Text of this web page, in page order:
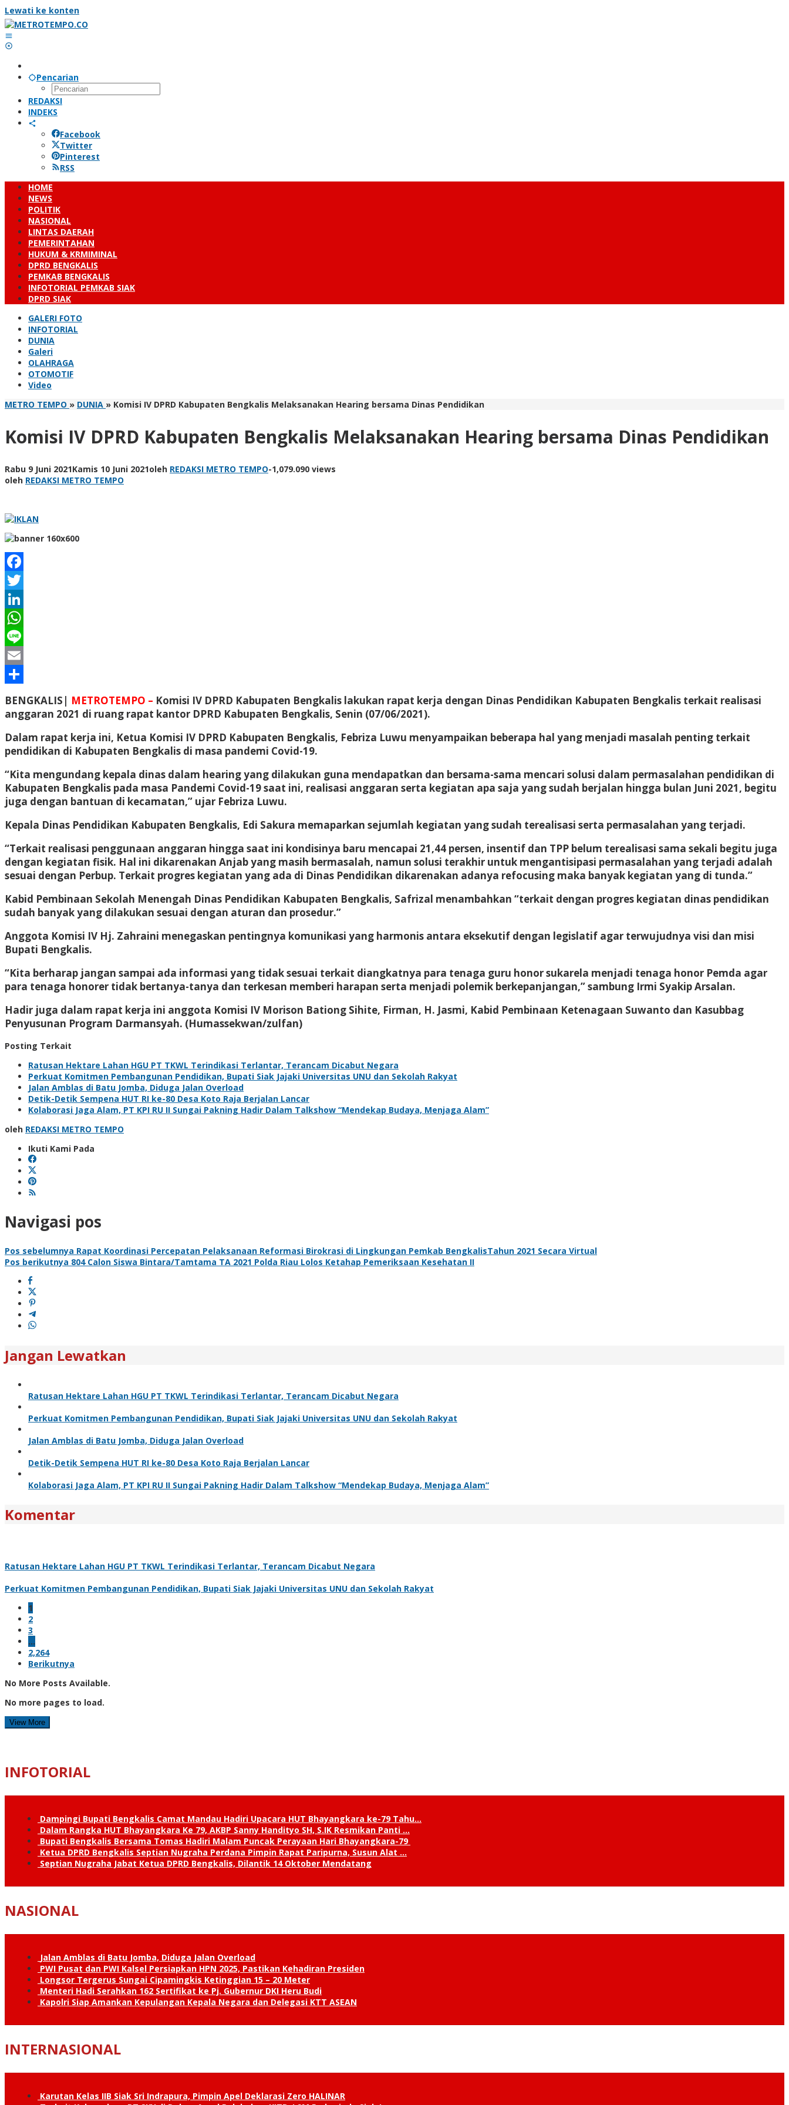
Lewati ke konten
Pencarian
REDAKSI
INDEKS
Facebook
Twitter
Pinterest
RSS
HOME
NEWS
POLITIK
NASIONAL
LINTAS DAERAH
PEMERINTAHAN
HUKUM & KRMIMINAL
DPRD BENGKALIS
PEMKAB BENGKALIS
INFOTORIAL PEMKAB SIAK
DPRD SIAK
GALERI FOTO
INFOTORIAL
DUNIA
Galeri
OLAHRAGA
OTOMOTIF
Video
METRO TEMPO » DUNIA » Komisi IV DPRD Kabupaten Bengkalis Melaksanakan Hearing bersama Dinas Pendidikan
Komisi IV DPRD Kabupaten Bengkalis Melaksanakan Hearing bersama Dinas Pendidikan
Rabu 9 Juni 2021Kamis 10 Juni 2021oleh REDAKSI METRO TEMPO-1,079.090 views
oleh REDAKSI METRO TEMPO
Facebook
Twitter
LinkedIn
WhatsApp
Line
Email
BENGKALIS| METROTEMPO – Komisi IV DPRD Kabupaten Bengkalis lakukan rapat kerja dengan Dinas Pendidikan Kabupaten Bengkalis terkait realisasi
anggaran 2021 di ruang rapat kantor DPRD Kabupaten Bengkalis, Senin (07/06/2021).
Dalam rapat kerja ini, Ketua Komisi IV DPRD Kabupaten Bengkalis, Febriza Luwu menyampaikan beberapa hal yang menjadi masalah penting terkait
pendidikan di Kabupaten Bengkalis di masa pandemi Covid-19.
“Kita mengundang kepala dinas dalam hearing yang dilakukan guna mendapatkan dan bersama-sama mencari solusi dalam permasalahan pendidikan di
Kabupaten Bengkalis pada masa Pandemi Covid-19 saat ini, realisasi anggaran serta kegiatan apa saja yang sudah berjalan hingga bulan Juni 2021, begitu
juga dengan bantuan di kecamatan,” ujar Febriza Luwu.
Kepala Dinas Pendidikan Kabupaten Bengkalis, Edi Sakura memaparkan sejumlah kegiatan yang sudah terealisasi serta permasalahan yang terjadi.
“Terkait realisasi penggunaan anggaran hingga saat ini kondisinya baru mencapai 21,44 persen, insentif dan TPP belum terealisasi sama sekali begitu juga
dengan kegiatan fisik. Hal ini dikarenakan Anjab yang masih bermasalah, namun solusi terakhir untuk mengantisipasi permasalahan yang terjadi adalah
sesuai dengan Perbup. Terkait progres kegiatan yang ada di Dinas Pendidikan dikarenakan adanya refocusing maka banyak kegiatan yang di tunda.”
Kabid Pembinaan Sekolah Menengah Dinas Pendidikan Kabupaten Bengkalis, Safrizal menambahkan “terkait dengan progres kegiatan dinas pendidikan
sudah banyak yang dilakukan sesuai dengan aturan dan prosedur.”
Anggota Komisi IV Hj. Zahraini menegaskan pentingnya komunikasi yang harmonis antara eksekutif dengan legislatif agar terwujudnya visi dan misi
Bupati Bengkalis.
“Kita berharap jangan sampai ada informasi yang tidak sesuai terkait diangkatnya para tenaga guru honor sukarela menjadi tenaga honor Pemda agar
para tenaga honorer tidak bertanya-tanya dan terkesan memberi harapan serta menjadi polemik berkepanjangan,” sambung Irmi Syakip Arsalan.
Hadir juga dalam rapat kerja ini anggota Komisi IV Morison Bationg Sihite, Firman, H. Jasmi, Kabid Pembinaan Ketenagaan Suwanto dan Kasubbag
Penyusunan Program Darmansyah. (Humassekwan/zulfan)
Posting Terkait
Ratusan Hektare Lahan HGU PT TKWL Terindikasi Terlantar, Terancam Dicabut Negara
Perkuat Komitmen Pembangunan Pendidikan, Bupati Siak Jajaki Universitas UNU dan Sekolah Rakyat
Jalan Amblas di Batu Jomba, Diduga Jalan Overload
Detik-Detik Sempena HUT RI ke-80 Desa Koto Raja Berjalan Lancar
Kolaborasi Jaga Alam, PT KPI RU II Sungai Pakning Hadir Dalam Talkshow “Mendekap Budaya, Menjaga Alam”
oleh REDAKSI METRO TEMPO
Ikuti Kami Pada
Navigasi pos
Pos sebelumnya Rapat Koordinasi Percepatan Pelaksanaan Reformasi Birokrasi di Lingkungan Pemkab BengkalisTahun 2021 Secara Virtual
Pos berikutnya 804 Calon Siswa Bintara/Tamtama TA 2021 Polda Riau Lolos Ketahap Pemeriksaan Kesehatan II
Jangan Lewatkan
Ratusan Hektare Lahan HGU PT TKWL Terindikasi Terlantar, Terancam Dicabut Negara
Perkuat Komitmen Pembangunan Pendidikan, Bupati Siak Jajaki Universitas UNU dan Sekolah Rakyat
Jalan Amblas di Batu Jomba, Diduga Jalan Overload
Detik-Detik Sempena HUT RI ke-80 Desa Koto Raja Berjalan Lancar
Kolaborasi Jaga Alam, PT KPI RU II Sungai Pakning Hadir Dalam Talkshow “Mendekap Budaya, Menjaga Alam”
Komentar
Ratusan Hektare Lahan HGU PT TKWL Terindikasi Terlantar, Terancam Dicabut Negara
Perkuat Komitmen Pembangunan Pendidikan, Bupati Siak Jajaki Universitas UNU dan Sekolah Rakyat
1
2
3
…
2,264
Berikutnya
No More Posts Available.
No more pages to load.
View More
INFOTORIAL
Dampingi Bupati Bengkalis Camat Mandau Hadiri Upacara HUT Bhayangkara ke-79 Tahu…
Dalam Rangka HUT Bhayangkara Ke 79, AKBP Sanny Handityo SH, S.IK Resmikan Panti …
Bupati Bengkalis Bersama Tomas Hadiri Malam Puncak Perayaan Hari Bhayangkara-79
Ketua DPRD Bengkalis Septian Nugraha Perdana Pimpin Rapat Paripurna, Susun Alat …
Septian Nugraha Jabat Ketua DPRD Bengkalis, Dilantik 14 Oktober Mendatang
NASIONAL
Jalan Amblas di Batu Jomba, Diduga Jalan Overload
PWI Pusat dan PWI Kalsel Persiapkan HPN 2025, Pastikan Kehadiran Presiden
Longsor Tergerus Sungai Cipamingkis Ketinggian 15 – 20 Meter
Menteri Hadi Serahkan 162 Sertifikat ke Pj. Gubernur DKI Heru Budi
Kapolri Siap Amankan Kepulangan Kepala Negara dan Delegasi KTT ASEAN
INTERNASIONAL
Karutan Kelas IIB Siak Sri Indrapura, Pimpin Apel Deklarasi Zero HALINAR